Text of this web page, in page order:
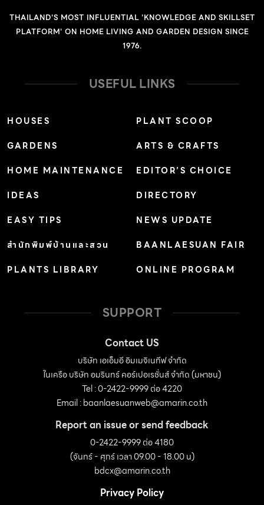
THAILAND'S MOST INFLUENTIAL 'KNOWLEDGE AND SKILLSET
PLATFORM' ON HOME LIVING AND GARDEN DESIGN SINCE
1976.
USEFUL LINKS
HOUSES
GARDENS
HOME MAINTENANCE
IDEAS
EASY TIPS
สำนักพิมพ์บ้านและสวน
PLANTS LIBRARY
PLANT SCOOP
ARTS & CRAFTS
EDITOR’S CHOICE
DIRECTORY
NEWS UPDATE
BAANLAESUAN FAIR
ONLINE PROGRAM
SUPPORT
Contact US
บริษัท เอเอ็มอี อิมเมจิเนทีฟ จำกัด
ในเครือ บริษัท อมรินทร์ คอร์เปอเรชั่นส์ จำกัด (มหาชน)
Tel : 0-2422-9999 ต่อ 4220
Email :baanlaesuanweb@amarin.co.th
Report an issue or send feedback
0-2422-9999 ต่อ 4180
(จันทร์ - ศุกร์ เวลา 09.00 - 18.00 น)
bdcx@amarin.co.th
Privacy Policy